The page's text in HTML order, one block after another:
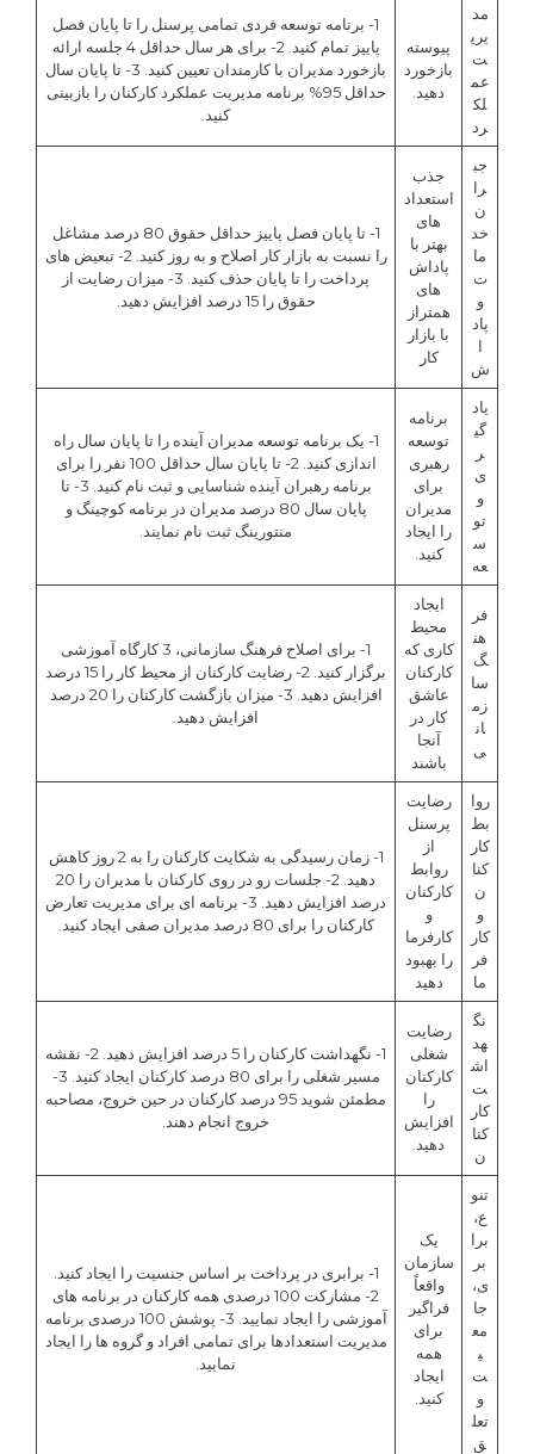
مد
یری
ت
عم
لک
رد
پیوسته
بازخورد
دهید.
1- برنامه توسعه فردی تمامی پرسنل را تا پایان فصل
پاییز تمام کنید. 2- برای هر سال حداقل 4 جلسه ارائه
بازخورد مدیران با کارمندان تعیین کنید. 3- تا پایان سال
حداقل 95% برنامه مدیریت عملکرد کارکنان را بازبینی
کنید.
جب
را
ن
خد
ما
ت
و
پاد
ا
ش
جذب
استعداد
های
بهتر با
پاداش
های
همتراز
با بازار
کار
1- تا پایان فصل پاییز حداقل حقوق 80 درصد مشاغل
را نسبت به بازار کار اصلاح و به روز کنید. 2- تبعیض های
پرداخت را تا پایان حذف کنید. 3- میزان رضایت از
حقوق را 15 درصد افزایش دهید.
یاد
گی
ر
ی
و
تو
س
عه
برنامه
توسعه
رهبری
برای
مدیران
را ایجاد
کنید.
1- یک برنامه توسعه مدیران آینده را تا پایان سال راه
اندازی کنید. 2- تا پایان سال حداقل 100 نفر را برای
برنامه رهبران آینده شناسایی و ثبت نام کنید. 3- تا
پایان سال 80 درصد مدیران در برنامه کوچینگ و
منتورینگ ثبت نام نمایند.
فر
هن
گ
سا
زم
ان
ی
ایجاد
محیط
کاری که
کارکنان
عاشق
کار در
آنجا
باشند
1- برای اصلاح فرهنگ سازمانی، 3 کارگاه آموزشی
برگزار کنید. 2- رضایت کارکنان از محیط کار را 15 درصد
افزایش دهید. 3- میزان بازگشت کارکنان را 20 درصد
افزایش دهید.
روا
بط
کار
کنا
ن
و
کار
فر
ما
رضایت
پرسنل
از
روابط
کارکنان
و
کارفرما
را بهبود
دهید
1- زمان رسیدگی به شکایت کارکنان را به 2 روز کاهش
دهید. 2- جلسات رو در روی کارکنان با مدیران را 20
درصد افزایش دهید. 3- برنامه ای برای مدیریت تعارض
کارکنان را برای 80 درصد مدیران صفی ایجاد کنید.
نگ
هد
اش
ت
کار
کنا
ن
رضایت
شغلی
کارکنان
را
افزایش
دهید.
1- نگهداشت کارکنان را 5 درصد افزایش دهید. 2- نقشه
مسیر شغلی را برای 80 درصد کارکنان ایجاد کنید. 3-
مطمئن شوید 95 درصد کارکنان در حین خروج، مصاحبه
خروج انجام دهند.
تنو
ع،
برا
بر
ی،
جا
مع
ی
ت
و
تعل
ق
یک
سازمان
واقعاً
فراگیر
برای
همه
ایجاد
کنید.
1- برابری در پرداخت بر اساس جنسیت را ایجاد کنید.
2- مشارکت 100 درصدی همه کارکنان در برنامه های
آموزشی را ایجاد نمایید. 3- پوشش 100 درصدی برنامه
مدیریت استعدادها برای تمامی افراد و گروه ها را ایجاد
نمایید.